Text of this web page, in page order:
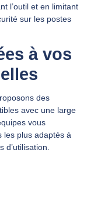
l’outil et en limitant
sur les postes
à vos
des
avec une large
vous
les plus adaptés à